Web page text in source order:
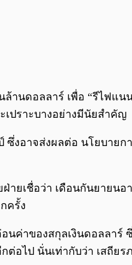
ล้านดอลลาร์ เพื่อ “รีไฟแ
เปราะบางอย่างมีนัยสำคัญ
งอาจส่งผลต่อ นโยบายก
ยเชื่อว่า เดือนกันยายนอ
ครั้ง
ค่าของสกุลเงินดอลลาร์
อไป นั่นเท่ากับว่า เสถียร